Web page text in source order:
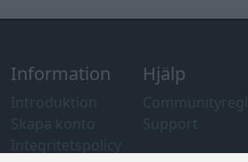
Information Hjälp